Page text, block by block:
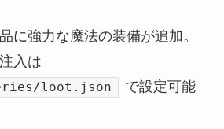
に強力な魔法の装備が追加。
入は
loot.json
で設定可能